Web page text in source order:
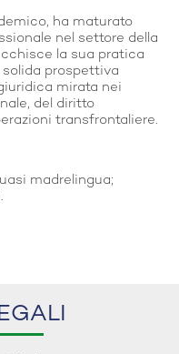
ha maturato
nel settore della
la sua pratica
solida prospettiva
mirata nei
del diritto
transfrontaliere.
madrelingua;